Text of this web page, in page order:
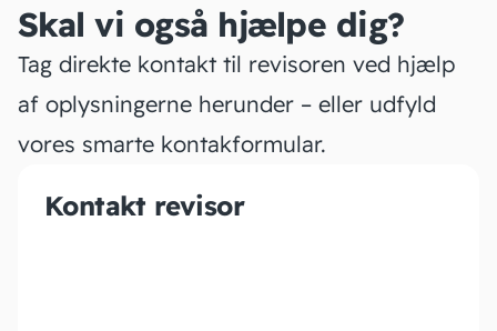
Skal vi også hjælpe dig?
Tag direkte kontakt til revisoren ved hjælp
af oplysningerne herunder – eller udfyld
vores smarte kontakformular.
Kontakt revisor